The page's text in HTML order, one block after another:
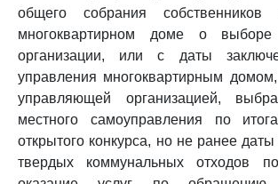
общего собрания
многоквартирном доме о выборе
организации, или с даты
управления многоквартирным
управляющей организацией,
местного самоуправления по
открытого конкурса, но не ранее
твердых коммунальных отходов